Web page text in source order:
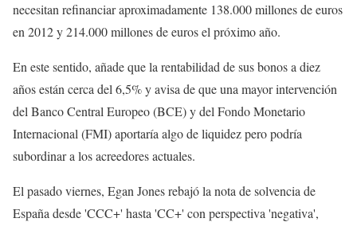
necesitan refinanciar aproximadamente 138.000 millones de euros
en 2012 y 214.000 millones de euros el próximo año.
En este sentido, añade que la rentabilidad de sus bonos a diez
años están cerca del 6,5% y avisa de que una mayor intervención
del Banco Central Europeo (BCE) y del Fondo Monetario
Internacional (FMI) aportaría algo de liquidez pero podría
subordinar a los acreedores actuales.
El pasado viernes, Egan Jones rebajó la nota de solvencia de
España desde 'CCC+' hasta 'CC+' con perspectiva 'negativa',